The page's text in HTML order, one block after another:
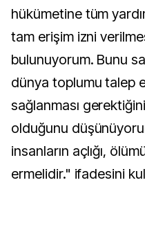
hükümetine tüm
tam erişim izni
bulunuyorum. Bunu
dünya toplumu talep
sağlanması
olduğunu
insanların açlığı,
ermelidir." ifadesini